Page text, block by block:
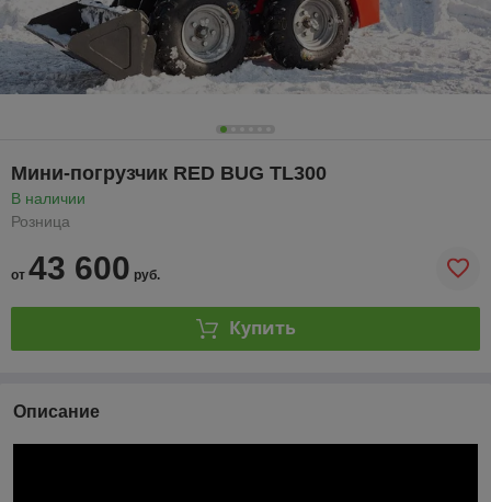
Мини-погрузчик RED BUG TL300
В наличии
Розница
от 43 600 руб.
Купить
Описание